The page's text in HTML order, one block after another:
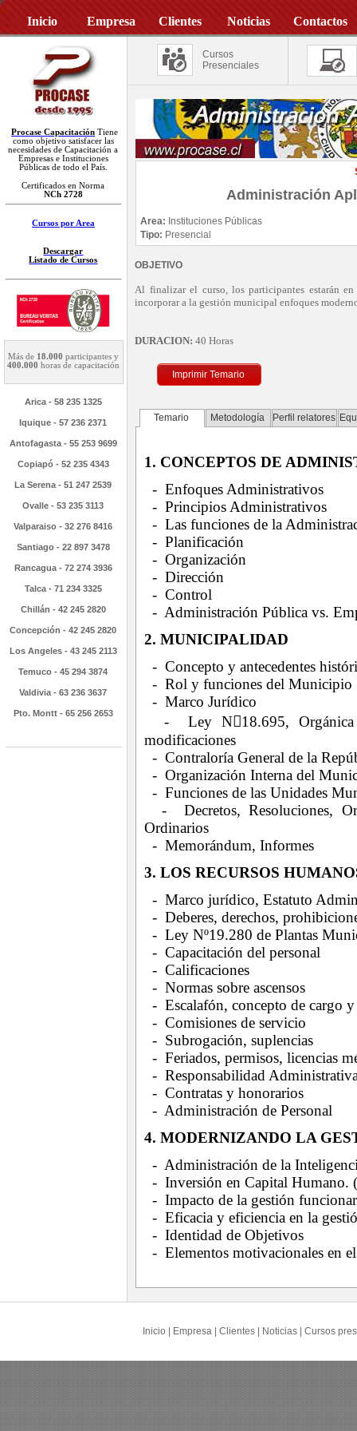
Inicio Empresa Clientes Noticias Contactos
Procase Capacitación Tiene
como objetivo satisfacer las
necesidades de Capacitación a
Empresas e Instituciones
Públicas de todo el País.
Certificados en Norma
NCh 2728
Cursos por Area
Descargar
Listado de Cursos
Más de 18.000 participantes y
400.000 horas de capacitación
Arica - 58 235 1325
Iquique - 57 236 2371
Antofagasta - 55 253 9699
Copiapó - 52 235 4343
La Serena - 51 247 2539
Ovalle - 53 235 3113
Valparaiso - 32 276 8416
Santiago - 22 897 3478
Rancagua - 72 274 3936
Talca - 71 234 3325
Chillán - 42 245 2820
Concepción - 42 245 2820
Los Angeles - 43 245 2113
Temuco - 45 294 3874
Valdivia - 63 236 3637
Pto. Montt - 65 256 2653
Cursos
Presenciales
Administración
Area: Instituciones Públicas
Tipo: Presencial
OBJETIVO
Al finalizar el curso, los participantes estarán
incorporar a la gestión municipal enfoques
DURACION: 40 Horas
Imprimir Temario
Temario Metodología Perfil relatores
1. CONCEPTOS DE
- Enfoques Administrativos
- Principios Administrativos
- Las funciones de la
- Planificación
- Organización
- Dirección
- Control
- Administración Pública vs.
2. MUNICIPALIDAD
- Concepto y antecedentes
- Rol y funciones del Municipio
- Marco Jurídico
- Ley N18.695, Orgánica
modificaciones
- Contraloría General de la
- Organización Interna del
- Funciones de las Unidades
- Decretos, Resoluciones,
Ordinarios
- Memorándum, Informes
3. LOS RECURSOS
- Marco jurídico, Estatuto
- Deberes, derechos,
- Ley Nº19.280 de Plantas
- Capacitación del personal
- Calificaciones
- Normas sobre ascensos
- Escalafón, concepto de cargo
- Comisiones de servicio
- Subrogación, suplencias
- Feriados, permisos, licencias
- Responsabilidad
- Contratas y honorarios
- Administración de Personal
4. MODERNIZANDO LA
- Administración de la
- Inversión en Capital Humano.
- Impacto de la gestión
- Eficacia y eficiencia en la
- Identidad de Objetivos
- Elementos motivacionales en
Inicio Empresa Clientes Noticias Cursos